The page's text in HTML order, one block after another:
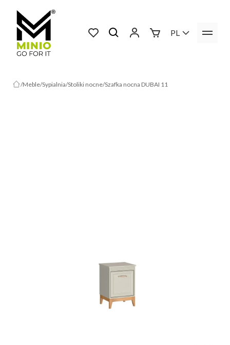
PL
Meble Sypialnia Stoliki nocne Szafka nocna DUBAI 11